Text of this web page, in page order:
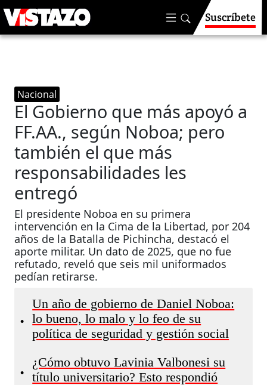
Suscríbete
Nacional
El Gobierno que más apoyó a
FF.AA., según Noboa; pero
también el que más
responsabilidades les
entregó
El presidente Noboa en su primera
intervención en la Cima de la Libertad, por 204
años de la Batalla de Pichincha, destacó el
aporte militar. Un dato de 2025, que no fue
refutado, reveló que seis mil uniformados
pedían retirarse.
•
Un año de gobierno de Daniel Noboa:
lo bueno, lo malo y lo feo de su
política de seguridad y gestión social
•
¿Cómo obtuvo Lavinia Valbonesi su
título universitario? Esto respondió